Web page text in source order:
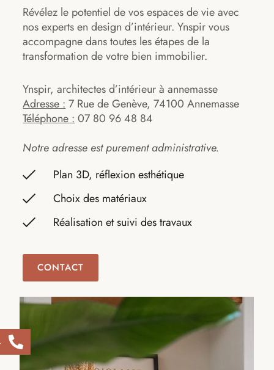
Révélez le potentiel de vos espaces de vie avec
nos experts en design d’intérieur. Ynspir vous
accompagne dans toutes les étapes de la
transformation de votre bien immobilier.
Ynspir, architectes d’intérieur à annemasse
Adresse : 7 Rue de Genève, 74100 Annemasse
Téléphone : 07 80 96 48 84
Notre adresse est purement administrative.
Plan 3D, réflexion esthétique
Choix des matériaux
Réalisation et suivi des travaux
CONTACT